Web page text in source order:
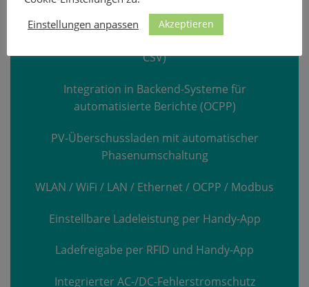
Automatische Ladeberichte per E-Mail (PDF,
CSV)
Integration in Backend-Systeme für
automatisierte Berichte (OCPP)
PV-Überschussladen mit automatischer
Phasenumschaltung
WLAN / WiFi / LAN / Ethernet / OCPP / Modbus
Einstellbare Ladeleistung per Handy-App
Ladefreigabe per RFID und Handy-App
Integrierter AC-/DC-Fehlerstromschutz
Einstellungen anpassen
Akzeptieren